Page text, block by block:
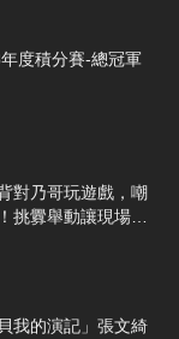
度積分賽-總冠軍
對乃哥玩遊戲，嘲
挑釁舉動讓現場爆
我的演記」張文綺